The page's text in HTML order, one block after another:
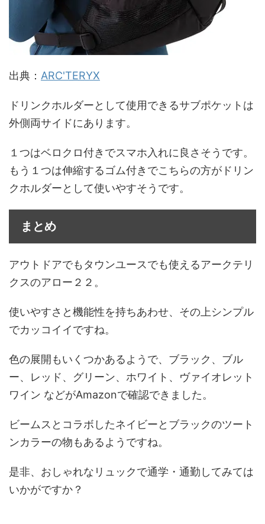
出典： ARC'TERYX
ドリンクホルダーとして使用できるサブポケットは
外側両サイドにあります。
１つはベロクロ付きでスマホ入れに良さそうです。
もう１つは伸縮するゴム付きでこちらの方がドリン
クホルダーとして使いやすそうです。
まとめ
アウトドアでもタウンユースでも使えるアークテリ
クスのアロー２２。
使いやすさと機能性を持ちあわせ、その上シンプル
でカッコイイですね。
色の展開もいくつかあるようで、ブラック、ブル
ー、レッド、グリーン、ホワイト、ヴァイオレット
ワイン などがAmazonで確認できました。
ビームスとコラボしたネイビーとブラックのツート
ンカラーの物もあるようですね。
是非、おしゃれなリュックで通学・通勤してみては
いかがですか？